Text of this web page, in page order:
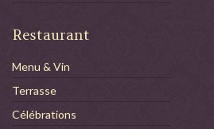
Restaurant
Menu & Vin
Terrasse
Célébrations